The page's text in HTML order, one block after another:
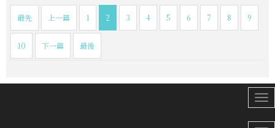
最先 上一篇 1 2 3 4 5 6 7 8 9
10 下一篇 最後